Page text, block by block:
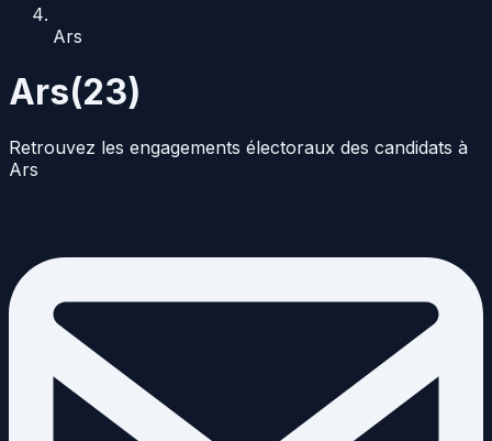
Ars
Ars(23)
Retrouvez les engagements électoraux des candidats à
Ars